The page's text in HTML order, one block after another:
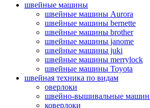
швейные машины
швейные машины Aurora
швейные машины bernette
швейные машины brother
швейные машины janome
швейные машины juki
швейные машины merrylock
швейные машины Toyota
швейная техника по видам
оверлоки
швейно-вышивальные
коверлоки